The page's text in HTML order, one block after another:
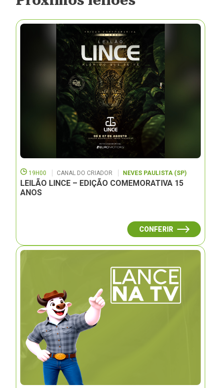
19H00 CANAL DO CRIADOR NEVES PAULISTA (SP)
LEILÃO LINCE – EDIÇÃO COMEMORATIVA 15
ANOS
CONFERIR